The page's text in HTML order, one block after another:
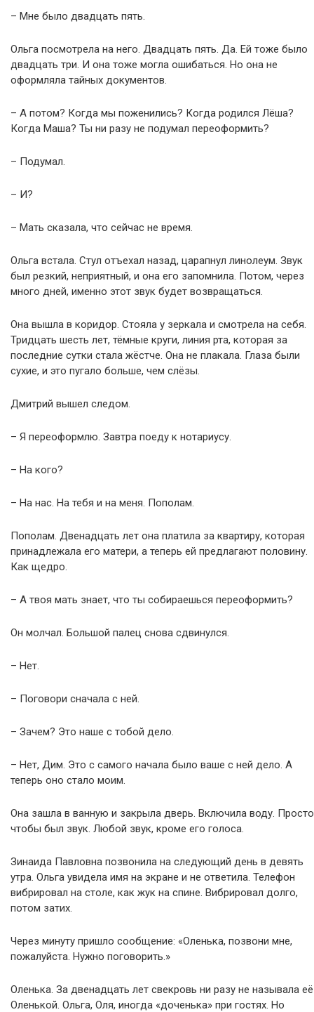
– Мне было двадцать пять.
Ольга посмотрела на него. Двадцать пять. Да. Ей тоже было
двадцать три. И она тоже могла ошибаться. Но она не
оформляла тайных документов.
– А потом? Когда мы поженились? Когда родился Лёша?
Когда Маша? Ты ни разу не подумал переоформить?
– Подумал.
– И?
– Мать сказала, что сейчас не время.
Ольга встала. Стул отъехал назад, царапнул линолеум. Звук
был резкий, неприятный, и она его запомнила. Потом, через
много дней, именно этот звук будет возвращаться.
Она вышла в коридор. Стояла у зеркала и смотрела на себя.
Тридцать шесть лет, тёмные круги, линия рта, которая за
последние сутки стала жёстче. Она не плакала. Глаза были
сухие, и это пугало больше, чем слёзы.
Дмитрий вышел следом.
– Я переоформлю. Завтра поеду к нотариусу.
– На кого?
– На нас. На тебя и на меня. Пополам.
Пополам. Двенадцать лет она платила за квартиру, которая
принадлежала его матери, а теперь ей предлагают половину.
Как щедро.
– А твоя мать знает, что ты собираешься переоформить?
Он молчал. Большой палец снова сдвинулся.
– Нет.
– Поговори сначала с ней.
– Зачем? Это наше с тобой дело.
– Нет, Дим. Это с самого начала было ваше с ней дело. А
теперь оно стало моим.
Она зашла в ванную и закрыла дверь. Включила воду. Просто
чтобы был звук. Любой звук, кроме его голоса.
Зинаида Павловна позвонила на следующий день в девять
утра. Ольга увидела имя на экране и не ответила. Телефон
вибрировал на столе, как жук на спине. Вибрировал долго,
потом затих.
Через минуту пришло сообщение: «Оленька, позвони мне,
пожалуйста. Нужно поговорить.»
Оленька. За двенадцать лет свекровь ни разу не называла её
Оленькой. Ольга, Оля, иногда «доченька» при гостях. Но